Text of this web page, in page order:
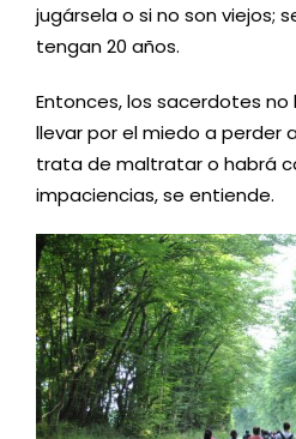
jugársela o si no son viejos;
tengan 20 años.
Entonces, los sacerdotes
llevar por el miedo a perder
trata de maltratar o habrá
impaciencias, se entiende.